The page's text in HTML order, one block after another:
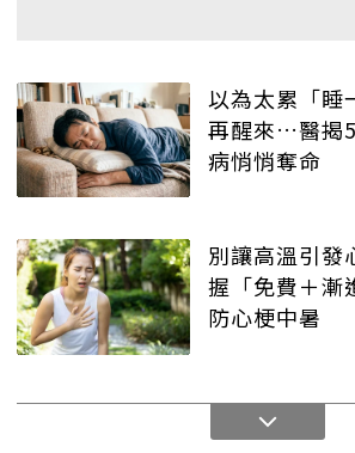
以為太累「睡
再醒來…醫揭
病悄悄奪命
別讓高溫引發
握「免費＋漸
防心梗中暑